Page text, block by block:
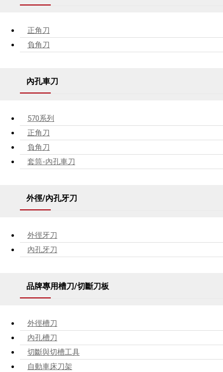
正角刀
負角刀
內孔車刀
570系列
正角刀
負角刀
套筒-內孔車刀
外徑/內孔牙刀
外徑牙刀
內孔牙刀
品牌專用槽刀/切斷刀板
外徑槽刀
內孔槽刀
切斷與切槽工具
自動車床刀架